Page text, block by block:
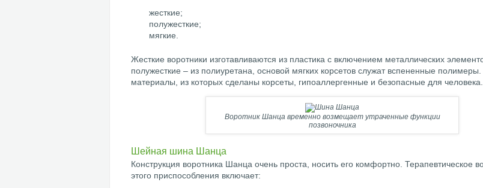
жесткие;
полужесткие;
мягкие.
Жесткие воротники изготавливаются из пластика с включением металлических
полужесткие – из полиуретана, основой мягких корсетов служат вспененные полимеры.
материалы, из которых сделаны корсеты, гипоаллергенные и безопасные для человека.
Воротник Шанца временно возмещает утраченные функции
позвоночника
Шейная шина Шанца
Конструкция воротника Шанца очень проста, носить его комфортно. Терапевтическое
этого приспособления включает: